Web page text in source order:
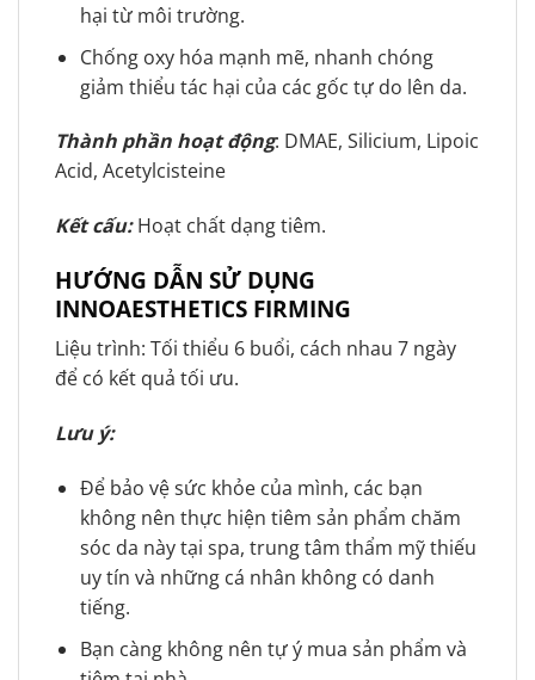
hại từ môi trường.
Chống oxy hóa mạnh mẽ, nhanh chóng
giảm thiểu tác hại của các gốc tự do lên da.
Thành phần hoạt động: DMAE, Silicium, Lipoic
Acid, Acetylcisteine
Kết cấu:Hoạt chất dạng tiêm.
HƯỚNG DẪN SỬ DỤNG
INNOAESTHETICS FIRMING
Liệu trình: Tối thiểu 6 buổi, cách nhau 7 ngày
để có kết quả tối ưu.
Lưu ý:
Để bảo vệ sức khỏe của mình, các bạn
không nên thực hiện tiêm sản phẩm chăm
sóc da này tại spa, trung tâm thẩm mỹ thiếu
uy tín và những cá nhân không có danh
tiếng.
Bạn càng không nên tự ý mua sản phẩm và